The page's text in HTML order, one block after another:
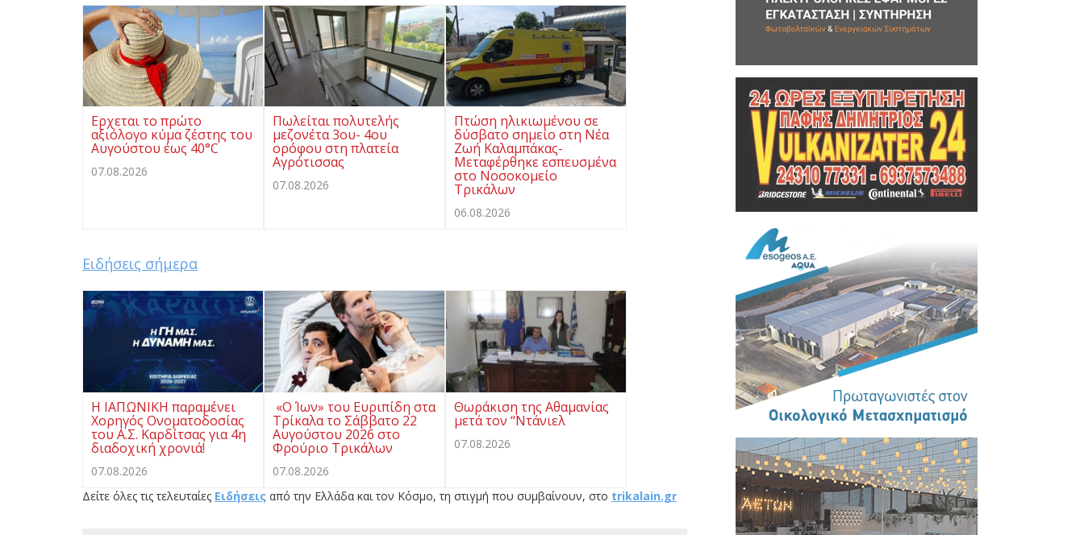
Ερχεται το πρώτο
αξιόλογο κύμα ζέστης του
Αυγούστου έως 40°C
07.08.2026
Πωλείται πολυτελής
μεζονέτα 3ου- 4ου
ορόφου στη πλατεία
Αγρότισσας
07.08.2026
Πτώση ηλικιωμένου σε
δύσβατο σημείο στη Νέα
Ζωή Καλαμπάκας-
Μεταφέρθηκε εσπευσμένα
στο Νοσοκομείο
Τρικάλων
06.08.2026
Ειδήσεις σήμερα
Η ΙΑΠΩΝΙΚΗ παραμένει
Χορηγός Ονοματοδοσίας
του Α.Σ. Καρδίτσας για 4η
διαδοχική χρονιά!
07.08.2026
«Ο Ίων» του Ευριπίδη στα
Τρίκαλα το Σάββατο 22
Αυγούστου 2026 στο
Φρούριο Τρικάλων
07.08.2026
Θωράκιση της Αθαμανίας
μετά τον “Ντάνιελ
07.08.2026
Δείτε όλες τις τελευταίες Ειδήσεις από την Ελλάδα και τον Κόσμο, τη στιγμή που συμβαίνουν, στο trikalain.gr